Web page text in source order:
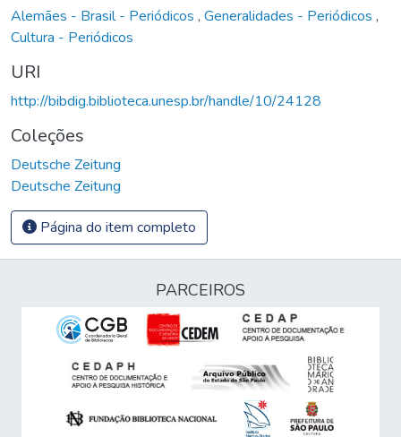
Alemães - Brasil - Periódicos , Generalidades - Periódicos ,
Cultura - Periódicos
URI
http://bibdig.biblioteca.unesp.br/handle/10/24128
Coleções
Deutsche Zeitung
Deutsche Zeitung
Página do item completo
PARCEIROS